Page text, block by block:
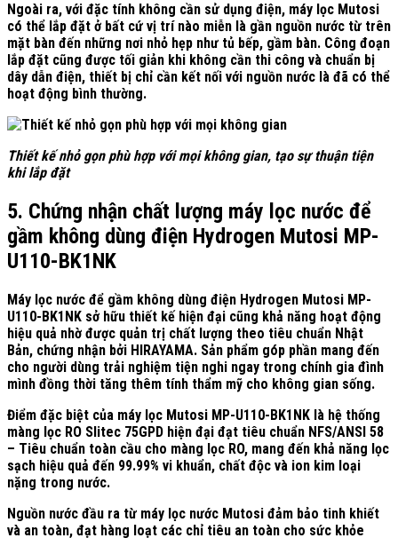
Ngoài ra, với đặc tính không cần sử dụng điện, máy lọc Mutosi
có thể lắp đặt ở bất cứ vị trí nào miễn là gần nguồn nước từ trên
mặt bàn đến những nơi nhỏ hẹp như tủ bếp, gầm bàn. Công đoạn
lắp đặt cũng được tối giản khi không cần thi công và chuẩn bị
dây dẫn điện, thiết bị chỉ cần kết nối với nguồn nước là đã có thể
hoạt động bình thường.
Thiết kế nhỏ gọn phù hợp với mọi không gian, tạo sự thuận tiện
khi lắp đặt
5. Chứng nhận chất lượng máy lọc nước để
gầm không dùng điện Hydrogen Mutosi MP-
U110-BK1NK
Máy lọc nước để gầm không dùng điện Hydrogen Mutosi MP-
U110-BK1NK sở hữu thiết kế hiện đại cũng khả năng hoạt động
hiệu quả nhờ được quản trị chất lượng theo tiêu chuẩn Nhật
Bản, chứng nhận bởi HIRAYAMA. Sản phẩm góp phần mang đến
cho người dùng trải nghiệm tiện nghi ngay trong chính gia đình
mình đồng thời tăng thêm tính thẩm mỹ cho không gian sống.
Điểm đặc biệt của máy lọc Mutosi MP-U110-BK1NK là hệ thống
màng lọc RO Slitec 75GPD hiện đại đạt tiêu chuẩn NFS/ANSI 58
– Tiêu chuẩn toàn cầu cho màng lọc RO, mang đến khả năng lọc
sạch hiệu quả đến 99.99% vi khuẩn, chất độc và ion kim loại
nặng trong nước.
Nguồn nước đầu ra từ máy lọc nước Mutosi đảm bảo tinh khiết
và an toàn, đạt hàng loạt các chỉ tiêu an toàn cho sức khỏe